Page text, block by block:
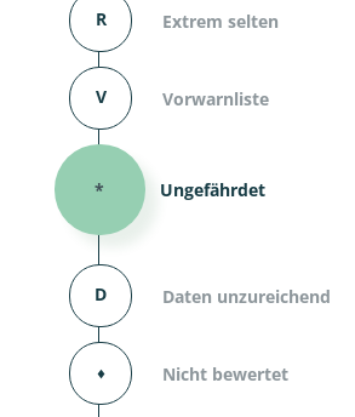
R Extrem selten
V Vorwarnliste
* Ungefährdet
D Daten unzureichend
⬧ Nicht bewertet